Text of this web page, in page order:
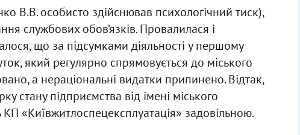
В.В. особисто здійснював психологічний тиск),
службових обов’язків. Провалилася і
що за підсумками діяльності у першому
який регулярно спрямовується до міського
а нераціональні видатки припинено. Відтак,
стану підприємства від імені міського
«Київжитлоспецексплуатація» задовільною.